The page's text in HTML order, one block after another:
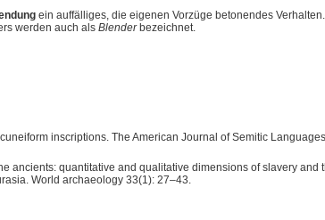
ein auffälliges, die eigenen Vorzüge betonendes Verhalten.
werden auch als Blenderbezeichnet.
inscriptions. The American Journal of Semitic
ancients: quantitative and qualitative dimensions of slavery and
World archaeology 33(1): 27–43.